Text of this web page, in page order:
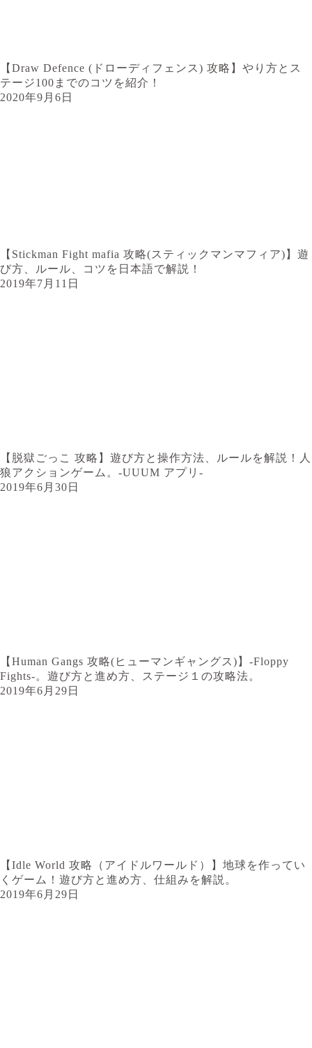
【Draw Defence (ドローディフェンス) 攻略】やり方とス
テージ100までのコツを紹介！
2020年9月6日
【Stickman Fight mafia 攻略(スティックマンマフィア)】遊
び方、ルール、コツを日本語で解説！
2019年7月11日
【脱獄ごっこ 攻略】遊び方と操作方法、ルールを解説！人
狼アクションゲーム。-UUUM アプリ-
2019年6月30日
【Human Gangs 攻略(ヒューマンギャングス)】-Floppy
Fights-。遊び方と進め方、ステージ１の攻略法。
2019年6月29日
【Idle World 攻略（アイドルワールド）】地球を作ってい
くゲーム！遊び方と進め方、仕組みを解説。
2019年6月29日